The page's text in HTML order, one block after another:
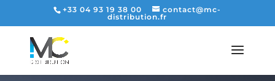
+33 04 93 19 38 00
contact@mc-
distribution.fr